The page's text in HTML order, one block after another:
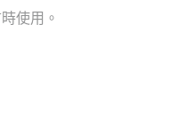
使用。